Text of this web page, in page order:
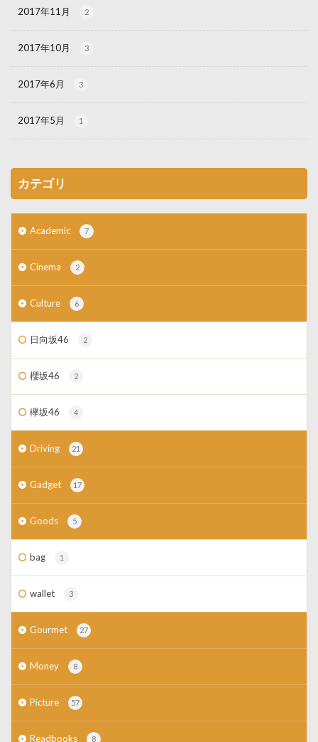
2017年11月 2
2017年10月 3
2017年6月 3
2017年5月 1
カテゴリ
Academic 7
Cinema 2
Culture 6
日向坂46 2
櫻坂46 2
欅坂46 4
Driving 21
Gadget 17
Goods 5
bag 1
wallet 3
Gourmet 27
Money 8
Picture 57
Readbooks 8